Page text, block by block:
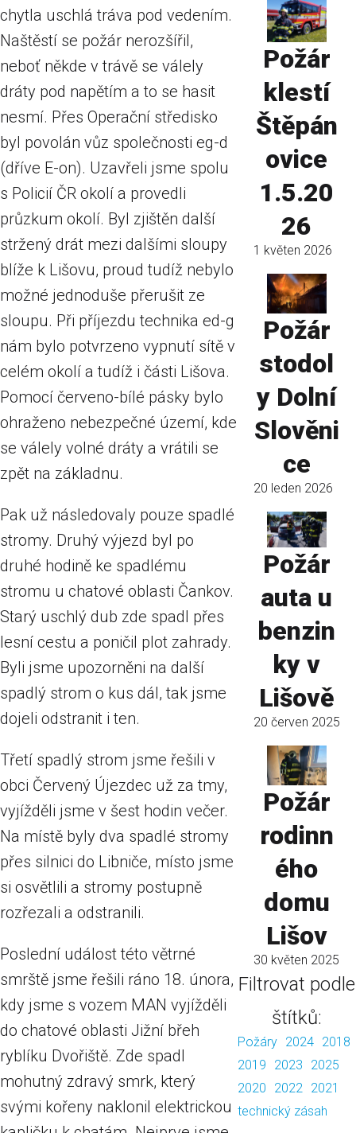
chytla uschlá tráva pod vedením.
Naštěstí se požár nerozšířil,
neboť někde v trávě se válely
dráty pod napětím a to se hasit
nesmí. Přes Operační středisko
byl povolán vůz společnosti eg-d
(dříve E-on). Uzavřeli jsme spolu
s Policií ČR okolí a provedli
průzkum okolí. Byl zjištěn další
stržený drát mezi dalšími sloupy
blíže k Lišovu, proud tudíž nebylo
možné jednoduše přerušit ze
sloupu. Při příjezdu technika ed-g
nám bylo potvrzeno vypnutí sítě v
celém okolí a tudíž i části Lišova.
Pomocí červeno-bílé pásky bylo
ohraženo nebezpečné území, kde
se válely volné dráty a vrátili se
zpět na základnu.
Pak už následovaly pouze spadlé
stromy. Druhý výjezd byl po
druhé hodině ke spadlému
stromu u chatové oblasti Čankov.
Starý uschlý dub zde spadl přes
lesní cestu a poničil plot zahrady.
Byli jsme upozorněni na další
spadlý strom o kus dál, tak jsme
dojeli odstranit i ten.
Třetí spadlý strom jsme řešili v
obci Červený Újezdec už za tmy,
vyjížděli jsme v šest hodin večer.
Na místě byly dva spadlé stromy
přes silnici do Libniče, místo jsme
si osvětlili a stromy postupně
rozřezali a odstranili.
Poslední událost této větrné
smrště jsme řešili ráno 18. února,
kdy jsme s vozem MAN vyjížděli
do chatové oblasti Jižní břeh
ryblíku Dvořiště. Zde spadl
mohutný zdravý smrk, který
svými kořeny naklonil elektrickou
Požár
klestí
Štěpán
ovice
1.5.20
26
1 květen 2026
Požár
stodol
y Dolní
Slověni
ce
20 leden 2026
Požár
auta u
benzin
ky v
Lišově
20 červen 2025
Požár
rodinn
ého
domu
Lišov
30 květen 2025
Filtrovat podle
štítků:
Požáry 2024 2018
2019
2023
2025
2020
2022
2021
technický zásah